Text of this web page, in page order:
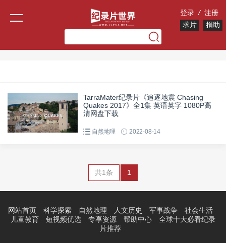
登录 / 注册
求片
捐助
TarraMater纪录片《追逐地震 Chasing
Quakes 2017》全1集 英语英字 1080P高
清网盘下载
自然地理 2022-08-14
共1条 1
网站首页 科学探索 自然地理 人文历史 军事战争
社会生活
儿童教育
短视频优选 专享资源 帮助中心
全球十大必看纪录
片推荐